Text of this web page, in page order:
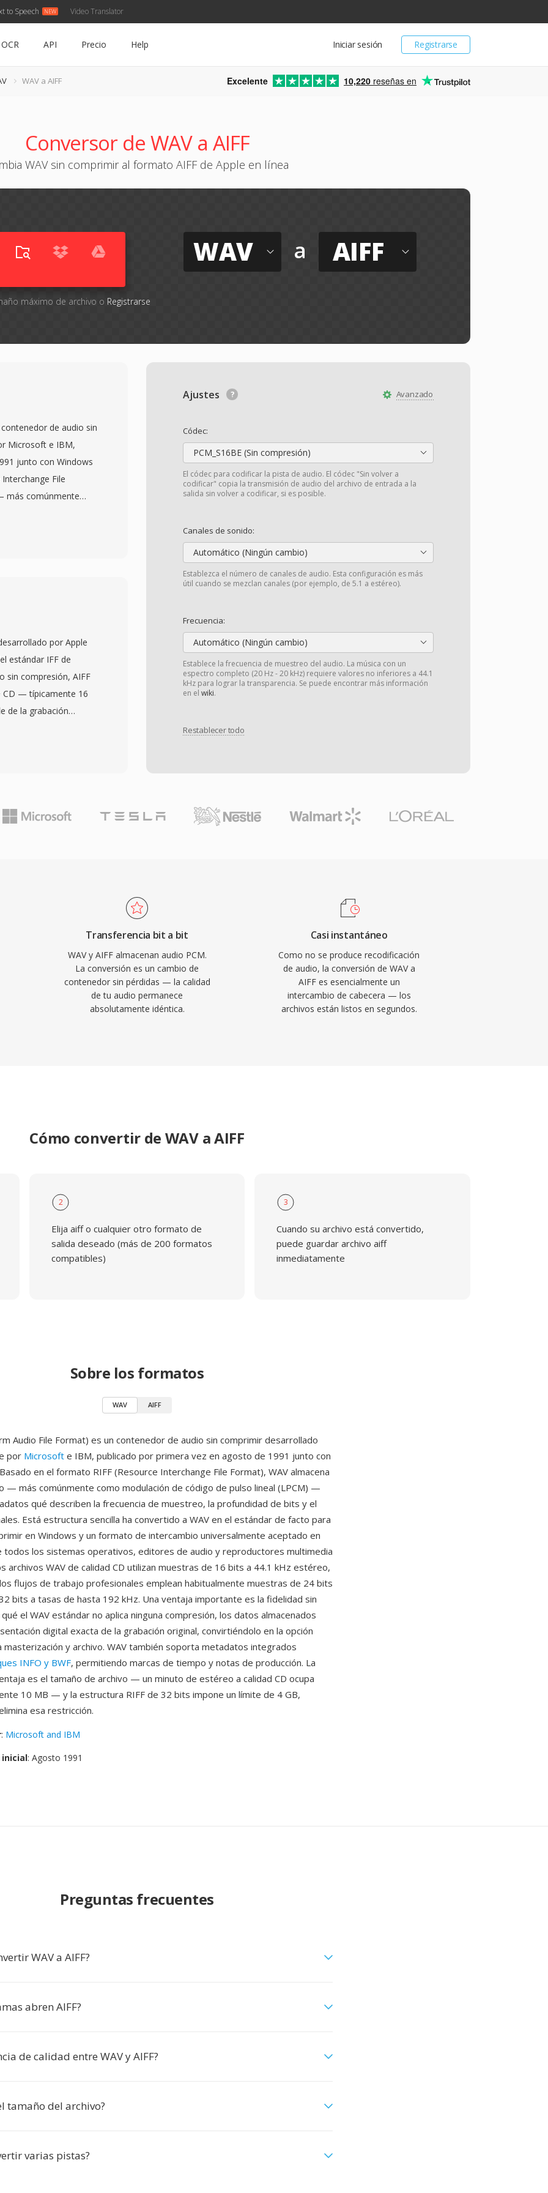
to Speech Video Translator
Registrarse
Iniciar sesión
OCR API Precio Help
WAV a AIFF Excelente 10,220 reseñas en
Conversor de WAV a AIFF
WAV sin comprimir al formato AIFF de Apple en línea
máximo de archivo o Registrarse
WAV a AIFF
Avanzado
Ajustes
Códec:
PCM_S16BE (Sin compresión)
El códec para codificar la pista de audio. El códec "Sin volver a
codificar" copia la transmisión de audio del archivo de entrada a la
salida sin volver a codificar, si es posible.
Canales de sonido:
Automático (Ningún cambio)
Establezca el número de canales de audio. Esta configuración es más
útil cuando se mezclan canales (por ejemplo, de 5.1 a estéreo).
Frecuencia:
Automático (Ningún cambio)
Establece la frecuencia de muestreo del audio. La música con un
espectro completo (20 Hz - 20 kHz) requiere valores no inferiores a 44.1
kHz para lograr la transparencia. Se puede encontrar más información
en el wiki.
Restablecer todo
de audio sin
Microsoft e IBM,
junto con Windows
File
más comúnmente
(LPCM) — junto con
multimedia
flujos de trabajo
de 24 bits o
Una ventaja
el WAV estándar
son una
original,
10 MB
por Apple
estándar IFF de
sin compresión, AIFF
CD — típicamente 16
de la grabación
organiza el
Una ventaja
a
de trabajo
de muestreo y
flujos de
especificaciones de
la integridad sin
AIFF sigue siendo
Transferencia bit a bit
WAV y AIFF almacenan audio PCM.
La conversión es un cambio de
contenedor sin pérdidas — la calidad
de tu audio permanece
absolutamente idéntica.
Casi instantáneo
Como no se produce recodificación
de audio, la conversión de WAV a
AIFF es esencialmente un
intercambio de cabecera — los
archivos están listos en segundos.
Cómo convertir de WAV a AIFF
2
Elija aiff o cualquier otro formato de
salida deseado (más de 200 formatos
compatibles)
3
Cuando su archivo está convertido,
puede guardar archivo aiff
inmediatamente
Sobre los formatos
WAV AIFF
Audio File Format) es un contenedor de audio sin comprimir desarrollado
por Microsoft e IBM, publicado por primera vez en agosto de 1991 junto con
en el formato RIFF (Resource Interchange File Format), WAV almacena
— más comúnmente como modulación de código de pulso lineal (LPCM) —
qué describen la frecuencia de muestreo, la profundidad de bits y el
Está estructura sencilla ha convertido a WAV en el estándar de facto para
en Windows y un formato de intercambio universalmente aceptado en
todos los sistemas operativos, editores de audio y reproductores multimedia
archivos WAV de calidad CD utilizan muestras de 16 bits a 44.1 kHz estéreo,
flujos de trabajo profesionales emplean habitualmente muestras de 24 bits
bits a tasas de hasta 192 kHz. Una ventaja importante es la fidelidad sin
el WAV estándar no aplica ninguna compresión, los datos almacenados
digital exacta de la grabación original, convirtiéndolo en la opción
masterización y archivo. WAV también soporta metadatos integrados
INFO y BWF, permitiendo marcas de tiempo y notas de producción. La
es el tamaño de archivo — un minuto de estéreo a calidad CD ocupa
10 MB — y la estructura RIFF de 32 bits impone un límite de 4 GB,
esa restricción.
: Microsoft and IBM
inicial: Agosto 1991
Preguntas frecuentes
WAV a AIFF?
abren AIFF?
de calidad entre WAV y AIFF?
tamaño del archivo?
varias pistas?